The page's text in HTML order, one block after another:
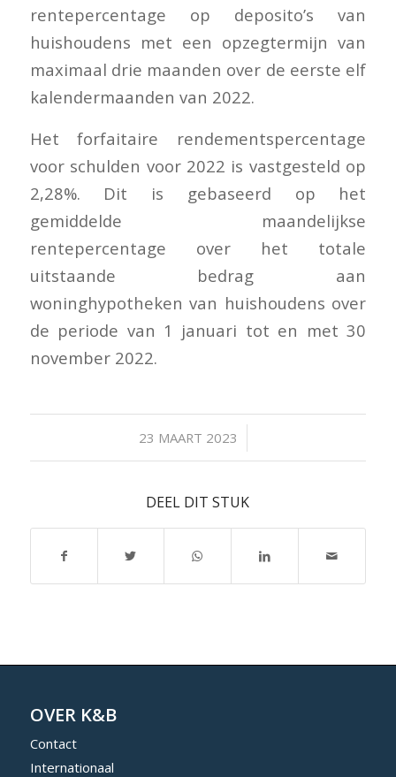
rentepercentage op deposito’s van
huishoudens met een opzegtermijn van
maximaal drie maanden over de eerste elf
kalendermaanden van 2022.
Het forfaitaire rendementspercentage
voor schulden voor 2022 is vastgesteld op
2,28%. Dit is gebaseerd op het
gemiddelde maandelijkse
rentepercentage over het totale
uitstaande bedrag aan
woninghypotheken van huishoudens over
de periode van 1 januari tot en met 30
november 2022.
23 MAART 2023
/
DEEL DIT STUK
OVER K&B
Contact
Internationaal